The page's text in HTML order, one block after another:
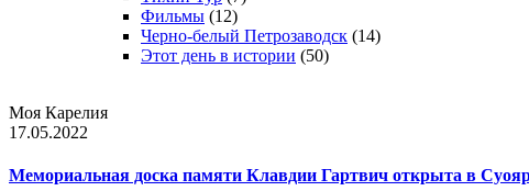
Фильмы (12)
Черно-белый Петрозаводск (14)
Этот день в истории (50)
Моя Карелия
17.05.2022
Мемориальная доска памяти Клавдии Гартвич открыта в